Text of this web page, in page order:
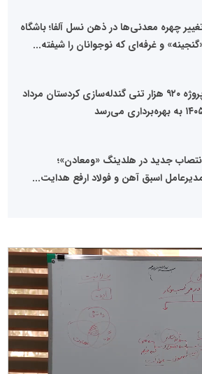
چهره معدنی‌ها در ذهن نسل آلفا؛ باشگاه
و غرفه‌ای که نوجوانان را شیفته...
پروژه ۹۲۰ هزار تنی گندله‌سازی کردستان مرداد
بهره‌برداری می‌رسد
جدید در هلدینگ «ومعادن»؛
اسبق آهن و فولاد ارفع هدایت...